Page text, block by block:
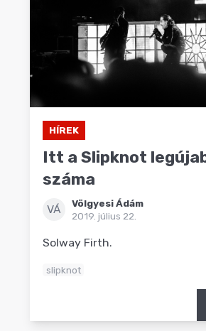
HÍREK
Itt a Slipknot
száma
VÁ
Völgyesi Ádám
2019. július 22.
Solway Firth.
slipknot